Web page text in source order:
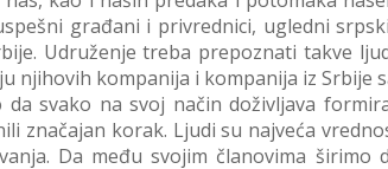
građani i privrednici, ugledni
Udruženje treba prepoznati takve
njihovih kompanija i kompanija iz Srbije
da svako na svoj način doživljava
značajan korak. Ljudi su najveća
Da među svojim članovima